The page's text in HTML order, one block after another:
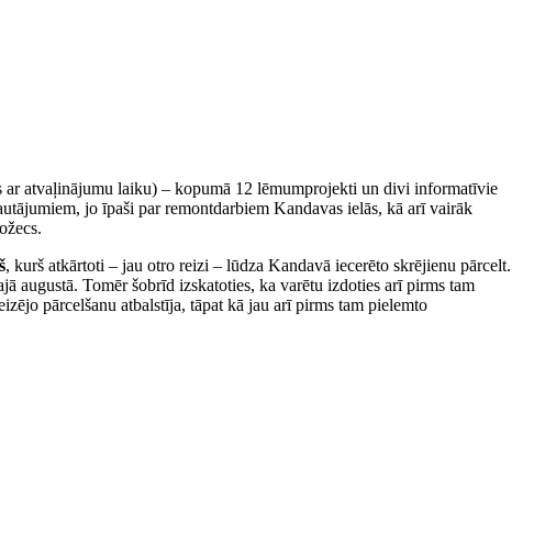
ar atvaļinājumu laiku) – kopumā 12 lēmumprojekti un divi informatīvie
jo īpaši par remontdarbiem Kandavas ielās, kā arī vairāk
, kurš atkārtoti – jau otro reizi – lūdza Kandavā iecerēto skrējienu pārcelt.
augustā. Tomēr šobrīd izskatoties, ka varētu izdoties arī pirms tam
pārcelšanu atbalstīja, tāpat kā jau arī pirms tam pielemto